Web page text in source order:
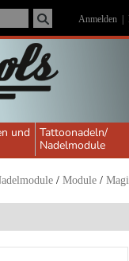
Anmelden
und
Tattoonadeln/
Nadelmodule
/ Module /